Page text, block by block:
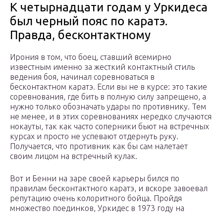
К четырнадцати годам у Уркидеса
был черный пояс по каратэ.
Правда, бесконтактному
Ирония в том, что боец, ставший всемирно
известным именно за жесткий контактный стиль
ведения боя, начинал соревноваться в
бесконтактном каратэ. Если вы не в курсе: это такие
соревнования, где бить в полную силу запрещено, а
нужно только обозначать удары по противнику. Тем
не менее, и в этих соревнованиях нередко случаются
нокауты, так как часто соперники бьют на встречных
курсах и просто не успевают отдернуть руку.
Получается, что противник как бы сам налетает
своим лицом на встречный кулак.
Вот и Бенни на заре своей карьеры бился по
правилам бесконтактного каратэ, и вскоре завоевал
репутацию очень колоритного бойца. Пройдя
множество поединков, Уркидес в 1973 году на